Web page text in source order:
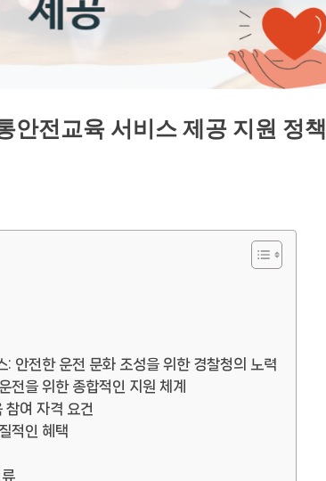
안전교육 서비스 제공 지원 정
: 안전한 운전 문화 조성을 위한 경찰청의 노력
전을 위한 종합적인 지원 체계
참여 자격 요건
적인 혜택